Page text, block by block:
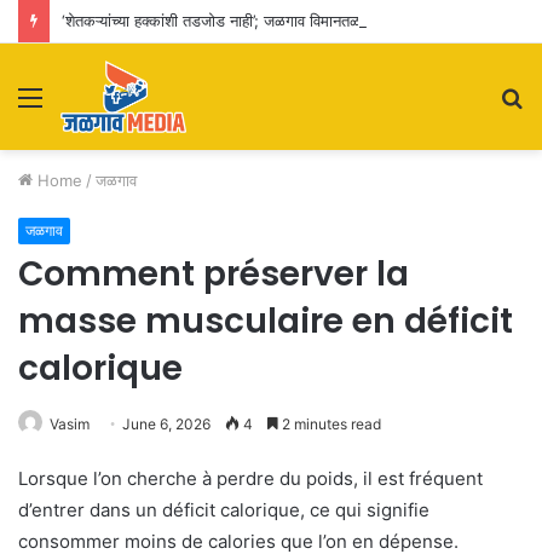
Menu
Home / जळगाव
जळगाव
Comment préserver la
masse musculaire en déficit
calorique
Vasim June 6, 2026 4 2 minutes read
Lorsque l’on cherche à perdre du poids, il est fréquent
d’entrer dans un déficit calorique, ce qui signifie
consommer moins de calories que l’on en dépense.